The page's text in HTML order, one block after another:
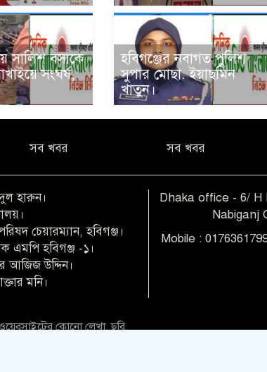
সালিশ বসাকে
সংঘর্ষ,
হবিগঞ্জের নবাগত পুলিশ
সুপার মোছা. ইয়াছমিন
খাতুন।
সব খবর সব খবর
হারুন।
চেয়ারম্যান, হবিগঞ্জ।
এমপি হবিগঞ্জ -১।
আজিজ উদ্দিন।
মনি।
Dhaka office - 6/ H
Nabiganj
Mobile :
কোনো লেখা, ছবি,